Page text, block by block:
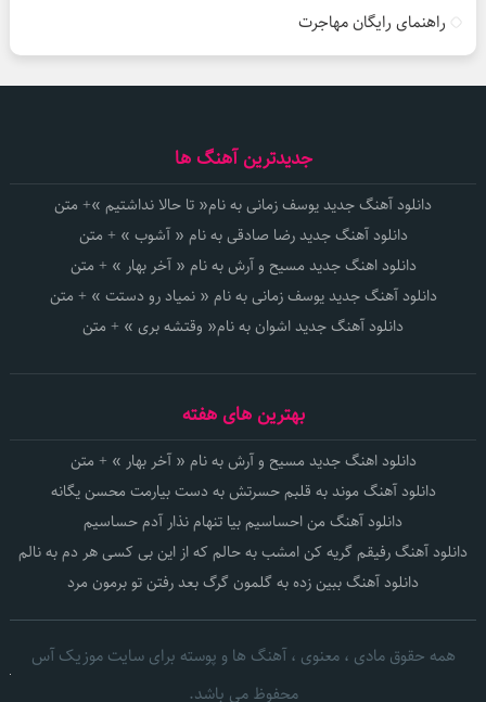
راهنمای رایگان مهاجرت
جدیدترین آهنگ ها
دانلود آهنگ جدید یوسف زمانی به نام« تا حالا نداشتیم »+ متن
دانلود آهنگ جدید رضا صادقی به نام « آشوب » + متن
دانلود اهنگ جدید مسیح و آرش به نام « آخر بهار » + متن
دانلود آهنگ جدید یوسف زمانی به نام « نمیاد رو دستت » + متن
دانلود آهنگ جدید اشوان به نام« وقتشه بری » + متن
بهترین های هفته
دانلود اهنگ جدید مسیح و آرش به نام « آخر بهار » + متن
دانلود آهنگ موند به قلبم حسرتش به دست بیارمت محسن یگانه
دانلود آهنگ من احساسیم بیا تنهام نذار آدم حساسیم
دانلود آهنگ رفیقم گریه کن امشب به حالم که از این بی کسی هر دم به نالم
دانلود آهنگ ببین زده به گلمون گرگ بعد رفتن تو برمون مرد
همه حقوق مادی ، معنوی ، آهنگ ها و پوسته برای سایت موزیک آس
محفوظ می باشد.